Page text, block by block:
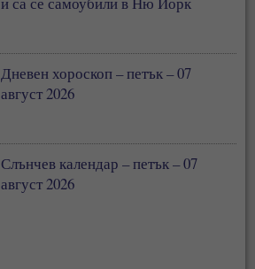
Дневен хороскоп – петък – 07
август 2026
Слънчев календар – петък – 07
август 2026